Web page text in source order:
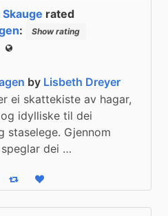
rated
:
Show rating
Public
by Lisbeth Dreyer
ei skattekiste av hagar,
idylliske til dei
staselege. Gjennom
dei …
Boost statusLike status